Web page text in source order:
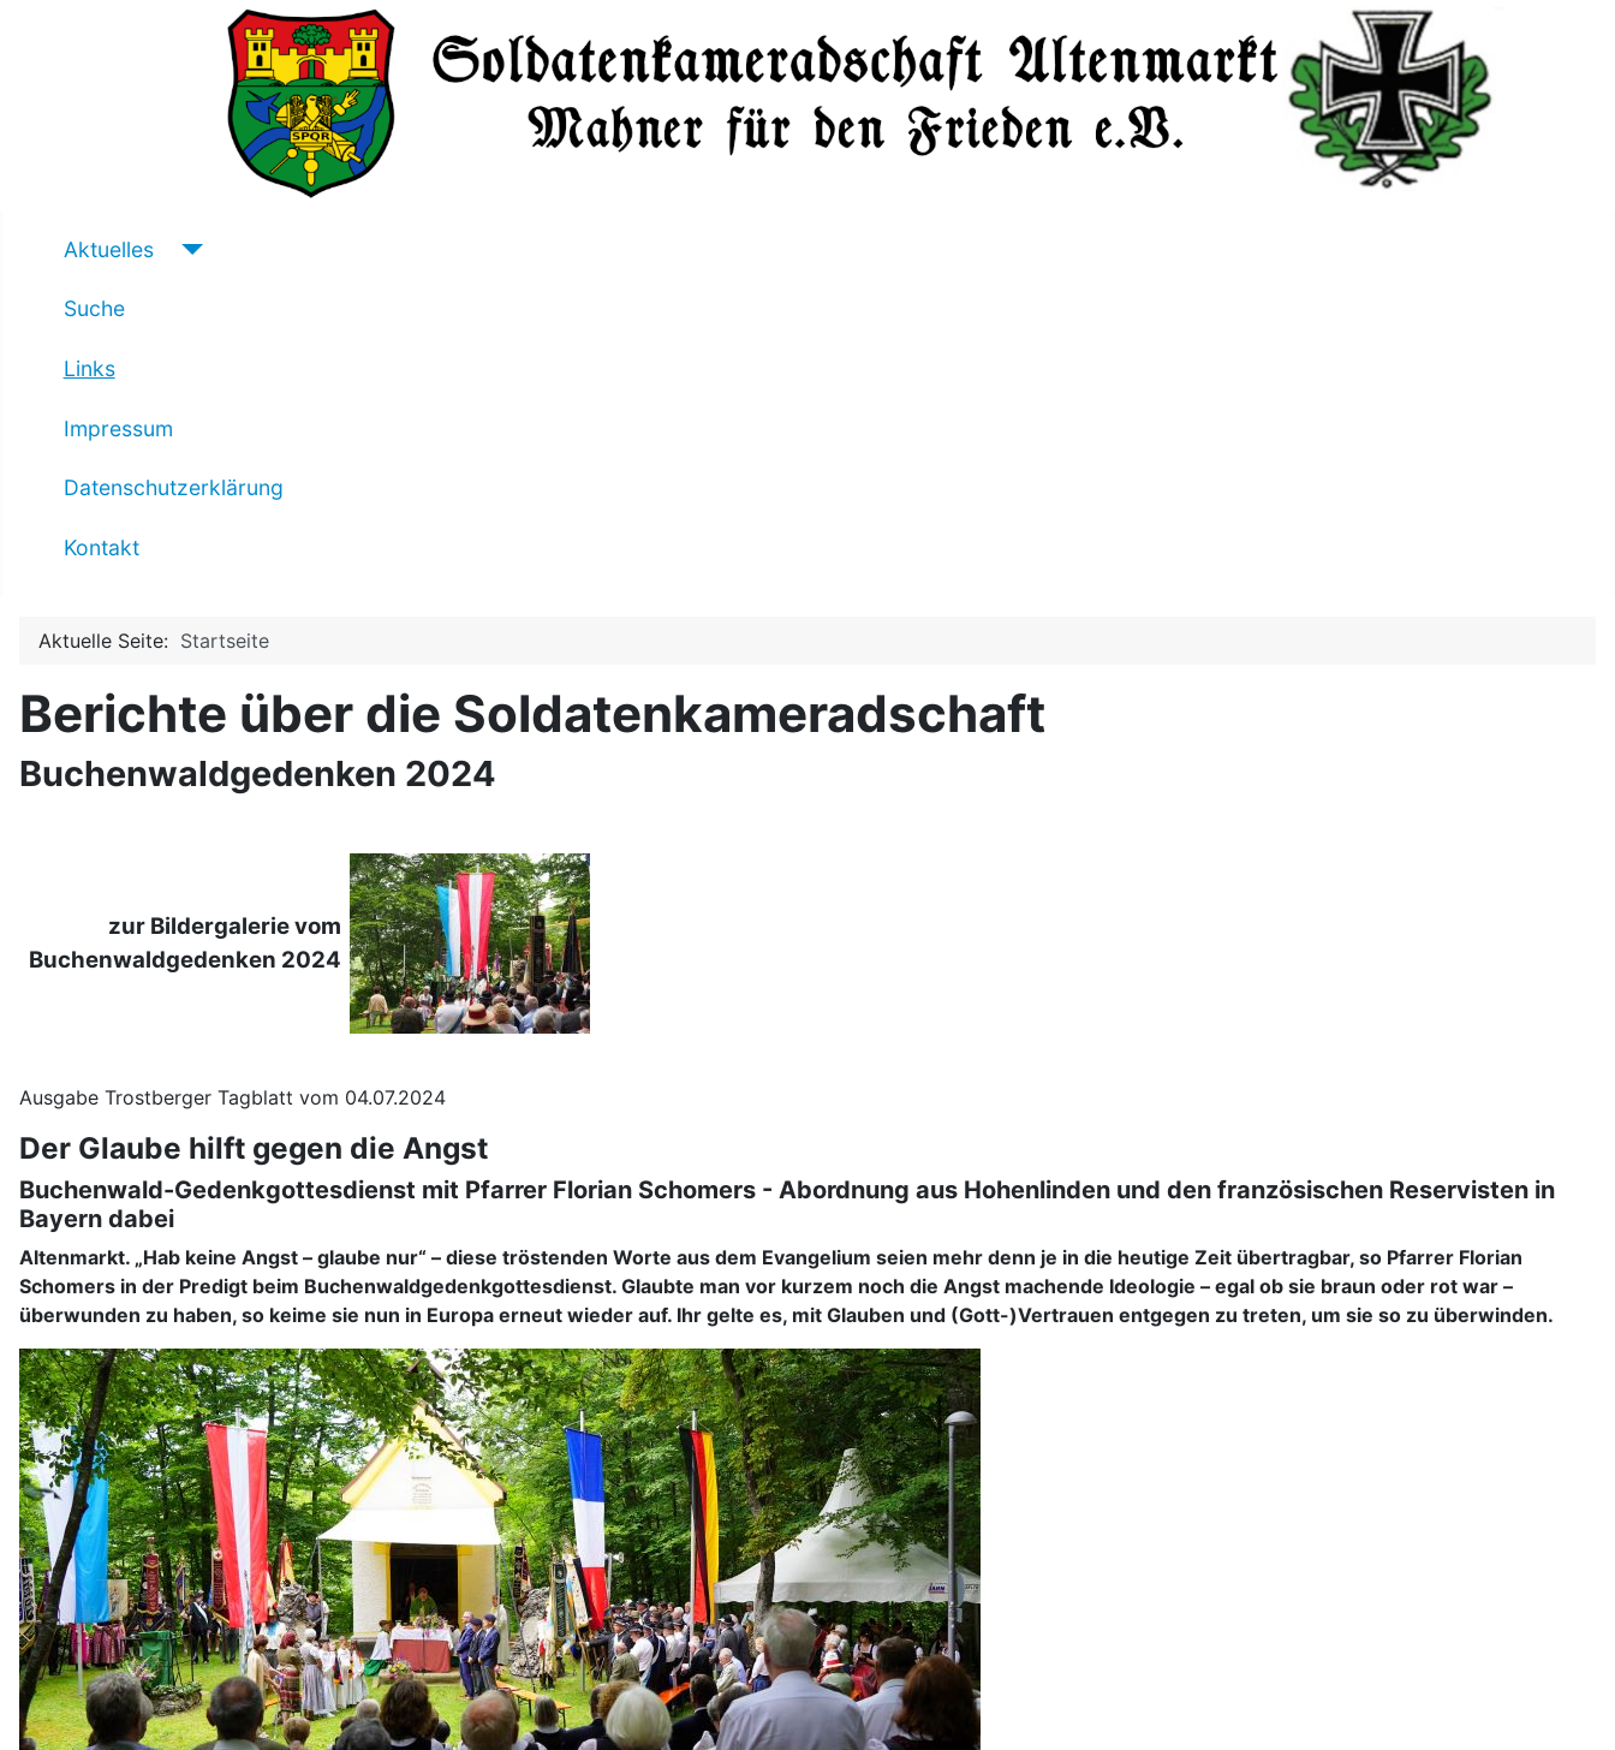
Aktuelles
Suche
Links
Impressum
Datenschutzerklärung
Kontakt
Aktuelle Seite: Startseite
Berichte über die Soldatenkameradschaft
Buchenwaldgedenken 2024
zur Bildergalerie vom
Buchenwaldgedenken 2024
Ausgabe Trostberger Tagblatt vom 04.07.2024
Der Glaube hilft gegen die Angst
Buchenwald-Gedenkgottesdienst mit Pfarrer Florian Schomers - Abordnung aus Hohenlinden und den französischen Reservisten in
Bayern dabei
Altenmarkt. „Hab keine Angst – glaube nur“ – diese tröstenden Worte aus dem Evangelium seien mehr denn je in die heutige Zeit übertragbar, so Pfarrer Florian
Schomers in der Predigt beim Buchenwaldgedenkgottesdienst. Glaubte man vor kurzem noch die Angst machende Ideologie – egal ob sie braun oder rot war –
überwunden zu haben, so keime sie nun in Europa erneut wieder auf. Ihr gelte es, mit Glauben und (Gott-)Vertrauen entgegen zu treten, um sie so zu überwinden.